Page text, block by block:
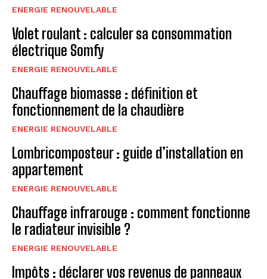
ENERGIE RENOUVELABLE
Volet roulant : calculer sa consommation
électrique Somfy
ENERGIE RENOUVELABLE
Chauffage biomasse : définition et
fonctionnement de la chaudière
ENERGIE RENOUVELABLE
Lombricomposteur : guide d’installation en
appartement
ENERGIE RENOUVELABLE
Chauffage infrarouge : comment fonctionne
le radiateur invisible ?
ENERGIE RENOUVELABLE
Impôts : déclarer vos revenus de panneaux